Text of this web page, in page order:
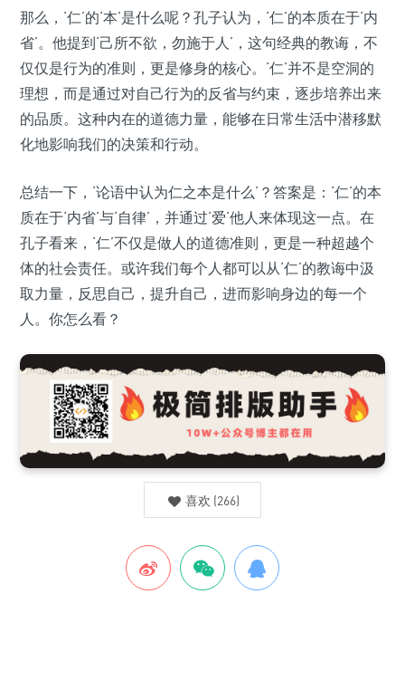
那么，‘仁’的‘本’是什么呢？孔子认为，‘仁’的本质在于‘内
省’。他提到‘己所不欲，勿施于人’，这句经典的教诲，不
仅仅是行为的准则，更是修身的核心。‘仁’并不是空洞的
理想，而是通过对自己行为的反省与约束，逐步培养出来
的品质。这种内在的道德力量，能够在日常生活中潜移默
化地影响我们的决策和行动。
总结一下，‘论语中认为仁之本是什么’？答案是：‘仁’的本
质在于‘内省’与‘自律’，并通过‘爱’他人来体现这一点。在
孔子看来，‘仁’不仅是做人的道德准则，更是一种超越个
体的社会责任。或许我们每个人都可以从‘仁’的教诲中汲
取力量，反思自己，提升自己，进而影响身边的每一个
人。你怎么看？
喜欢 (266)